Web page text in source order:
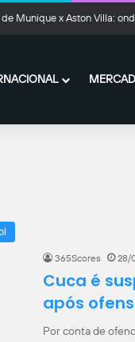
de Munique x Aston Villa:
365Scores 28/
Cuca é
após
Por conta de